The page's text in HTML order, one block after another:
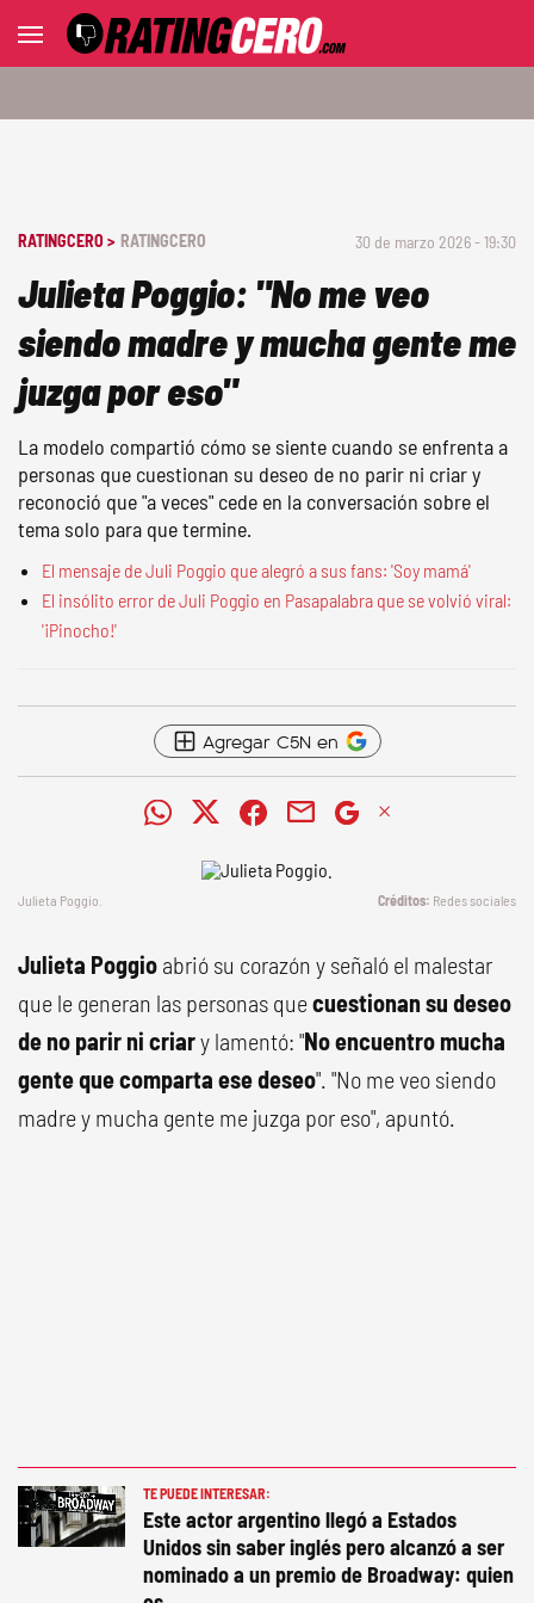
RATINGCERO > RATINGCERO 30 de marzo 2026 - 19:30
Julieta Poggio: "No me veo
siendo madre y mucha gente me
juzga por eso"
La modelo compartió cómo se siente cuando se enfrenta a
personas que cuestionan su deseo de no parir ni criar y
reconoció que "a veces" cede en la conversación sobre el
tema solo para que termine.
El mensaje de Juli Poggio que alegró a sus fans: 'Soy mamá'
El insólito error de Juli Poggio en Pasapalabra que se volvió viral:
'¡Pinocho!'
Agregar C5N en
Julieta Poggio. Redes sociales
Julieta Poggio abrió su corazón y señaló el malestar
que le generan las personas quecuestionan su deseo
de no parir ni criary lamentó: "No encuentro mucha
gente que comparta ese deseo". "No me veo siendo
madre y mucha gente me juzga por eso", apuntó.
TE PUEDE INTERESAR:
Este actor argentino llegó a Estados
Unidos sin saber inglés pero alcanzó a ser
nominado a un premio de Broadway: quien